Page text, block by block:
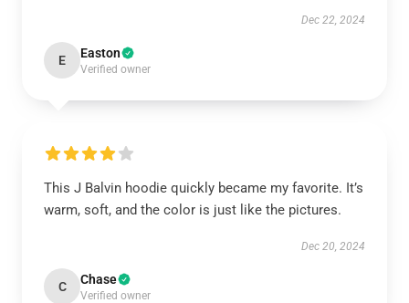
Dec 22, 2024
E Easton
Verified owner
This J Balvin hoodie quickly became my favorite. It’s
warm, soft, and the color is just like the pictures.
Dec 20, 2024
C Chase
Verified owner